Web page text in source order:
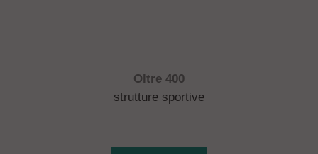
Oltre 400
strutture sportive